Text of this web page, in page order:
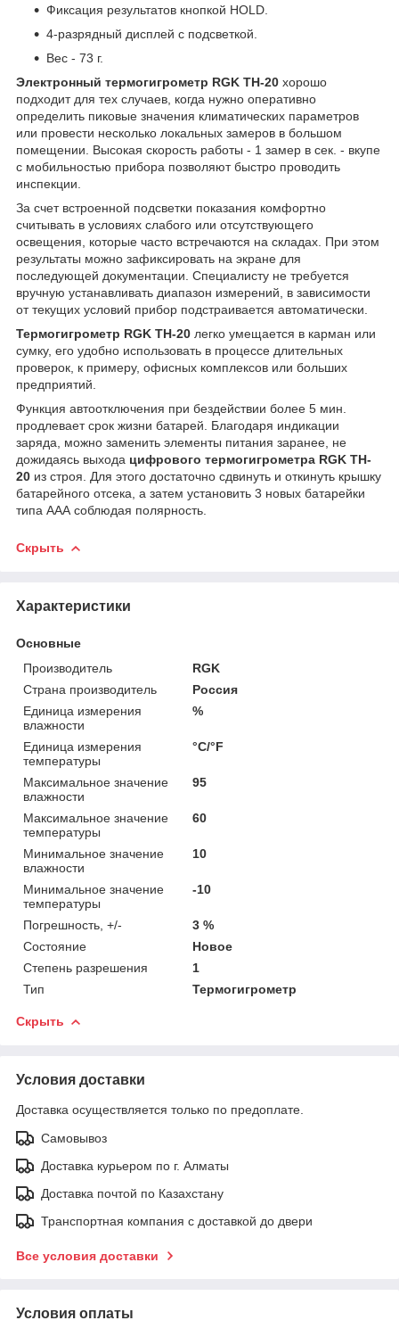
Фиксация результатов кнопкой HOLD.
4-разрядный дисплей с подсветкой.
Вес - 73 г.
Электронный термогигрометр RGK TH-20 хорошо
подходит для тех случаев, когда нужно оперативно
определить пиковые значения климатических параметров
или провести несколько локальных замеров в большом
помещении. Высокая скорость работы - 1 замер в сек. - вкупе
с мобильностью прибора позволяют быстро проводить
инспекции.
За счет встроенной подсветки показания комфортно
считывать в условиях слабого или отсутствующего
освещения, которые часто встречаются на складах. При этом
результаты можно зафиксировать на экране для
последующей документации. Специалисту не требуется
вручную устанавливать диапазон измерений, в зависимости
от текущих условий прибор подстраивается автоматически.
Термогигрометр RGK TH-20 легко умещается в карман или
сумку, его удобно использовать в процессе длительных
проверок, к примеру, офисных комплексов или больших
предприятий.
Функция автоотключения при бездействии более 5 мин.
продлевает срок жизни батарей. Благодаря индикации
заряда, можно заменить элементы питания заранее, не
дожидаясь выхода цифрового термогигрометра RGK TH-
20 из строя. Для этого достаточно сдвинуть и откинуть крышку
батарейного отсека, а затем установить 3 новых батарейки
типа ААА соблюдая полярность.
Скрыть
Характеристики
Основные
Производитель
RGK
Страна производитель
Россия
Единица измерения
влажности
%
Единица измерения
температуры
°С/°F
Максимальное значение
влажности
95
Максимальное значение
температуры
60
Минимальное значение
влажности
10
Минимальное значение
температуры
-10
Погрешность, +/-
3 %
Состояние
Новое
Степень разрешения
1
Тип
Термогигрометр
Скрыть
Условия доставки
Доставка осуществляется только по предоплате.
Самовывоз
Доставка курьером по г. Алматы
Доставка почтой по Казахстану
Транспортная компания с доставкой до двери
Все условия доставки
Условия оплаты